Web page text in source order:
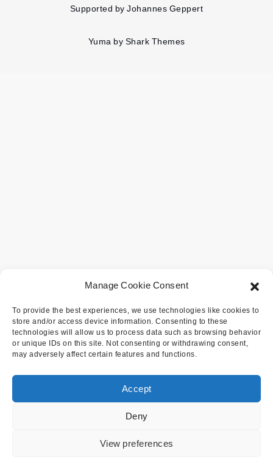
Manage Cookie Consent
To provide the best experiences, we use technologies like cookies to
store and/or access device information. Consenting to these
technologies will allow us to process data such as browsing behavior
or unique IDs on this site. Not consenting or withdrawing consent,
may adversely affect certain features and functions.
Accept
Deny
View preferences
Supported by Johannes Geppert
Yuma by Shark Themes